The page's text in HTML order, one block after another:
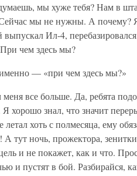
мы хуже тебя? Нам в
мы не нужны. А почему?
выпускал Ил-4,
чем здесь мы?
— «при чем здесь мы?»
все больше. Да, ребята
хорошо знал, что значит
хоть с полмесяца, ему
тут ночь, прожектора,
и не покажет, как и что.
и пустят в бой. Разбирайся,